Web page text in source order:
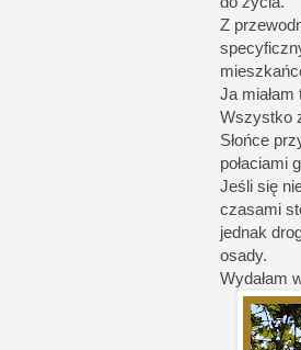
Z
Ja
Wszystko
Słońce
połaciami
Jeśli się
czasami
jednak
osady.
Wydałam